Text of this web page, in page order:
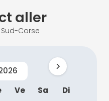
aller
Corse
Ve Sa Di